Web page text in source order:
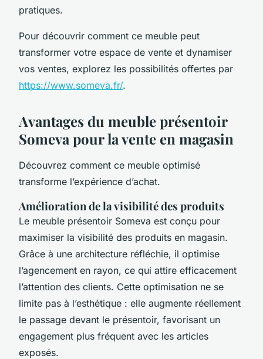
pratiques.
Pour découvrir comment ce meuble peut
transformer votre espace de vente et dynamiser
vos ventes, explorez les possibilités offertes par
https://www.someva.fr/.
Avantages du meuble présentoir
Someva pour la vente en magasin
Découvrez comment ce meuble optimisé
transforme l’expérience d’achat.
Amélioration de la visibilité des produits
Le meuble présentoir Someva est conçu pour
maximiser la visibilité des produits en magasin.
Grâce à une architecture réfléchie, il optimise
l’agencement en rayon, ce qui attire efficacement
l’attention des clients. Cette optimisation ne se
limite pas à l’esthétique : elle augmente réellement
le passage devant le présentoir, favorisant un
engagement plus fréquent avec les articles
exposés.